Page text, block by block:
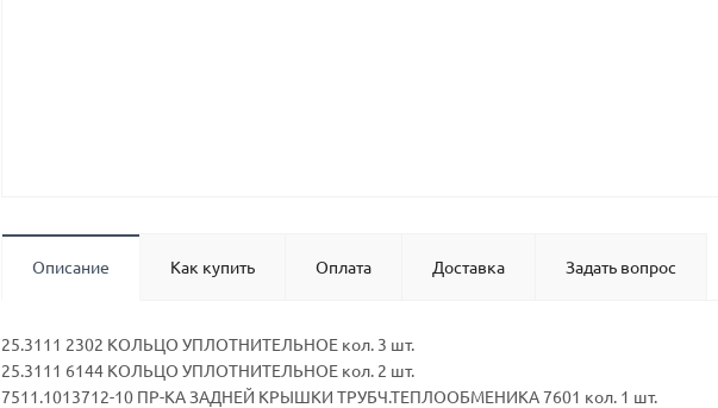
Описание Как купить Оплата Доставка Задать вопрос
25.3111 2302 КОЛЬЦО УПЛОТНИТЕЛЬНОЕ кол. 3 шт.
25.3111 6144 КОЛЬЦО УПЛОТНИТЕЛЬНОЕ кол. 2 шт.
7511.1013712-10 ПР-КА ЗАДНЕЙ КРЫШКИ ТРУБЧ.ТЕПЛООБМЕНИКА 7601 кол. 1 шт.